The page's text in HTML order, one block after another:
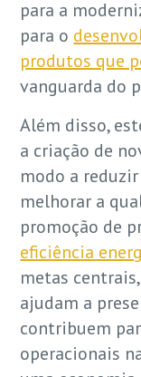
para a
para o
produtos que
vanguarda do
Além disso,
a criação de
modo a
melhorar a
promoção de
eficiência
metas
ajudam a
contribuem
operacionais